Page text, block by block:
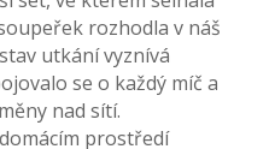
rozhodla v náš
utkání vyznívá
se o každý míč a
nad sítí.
prostředí